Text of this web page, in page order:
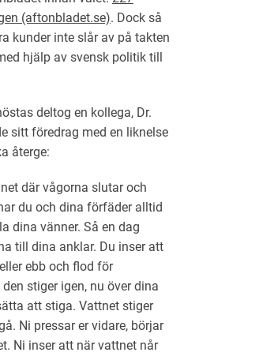
(aftonbladet.se). Dock så
kunder inte slår av på takten
hjälp av svensk politik till
deltog en kollega, Dr.
sitt föredrag med en liknelse
återge:
där vågorna slutar och
du och dina förfäder alltid
dina vänner. Så en dag
till dina anklar. Du inser att
ebb och flod för
stiger igen, nu över dina
att stiga. Vattnet stiger
Ni pressar er vidare, börjar
Ni inser att när vattnet når